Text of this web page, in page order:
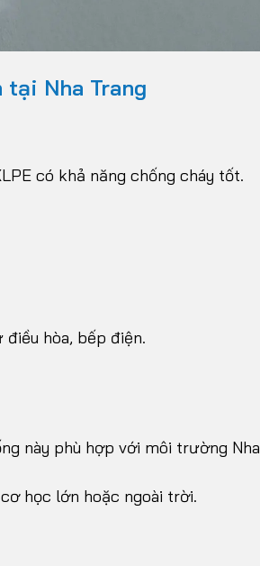
Nha Trang
có khả năng chống cháy tốt.
hòa, bếp điện.
này phù hợp với môi trường Nha
học lớn hoặc ngoài trời.